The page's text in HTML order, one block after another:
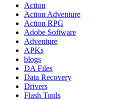
Action
Action Adventure
Action RPG
Adobe Software
Adventure
APKs
blogs
DA Files
Data Recovery
Drivers
Flash Tools